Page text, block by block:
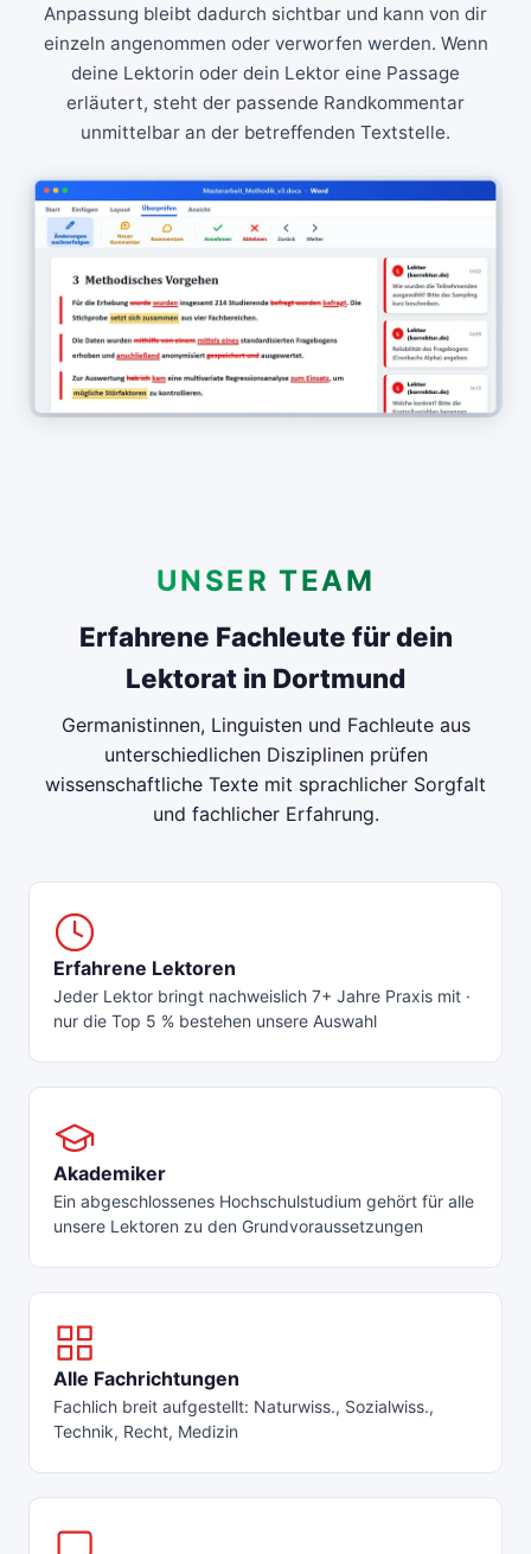
Anpassung bleibt dadurch sichtbar und kann von dir
einzeln angenommen oder verworfen werden. Wenn
deine Lektorin oder dein Lektor eine Passage
erläutert, steht der passende Randkommentar
unmittelbar an der betreffenden Textstelle.
UNSER TEAM
Erfahrene Fachleute für dein
Lektorat in Dortmund
Germanistinnen, Linguisten und Fachleute aus
unterschiedlichen Disziplinen prüfen
wissenschaftliche Texte mit sprachlicher Sorgfalt
und fachlicher Erfahrung.
Erfahrene Lektoren
Jeder Lektor bringt nachweislich 7+ Jahre Praxis mit ·
nur die Top 5 % bestehen unsere Auswahl
Akademiker
Ein abgeschlossenes Hochschulstudium gehört für alle
unsere Lektoren zu den Grundvoraussetzungen
Alle Fachrichtungen
Fachlich breit aufgestellt: Naturwiss., Sozialwiss.,
Technik, Recht, Medizin